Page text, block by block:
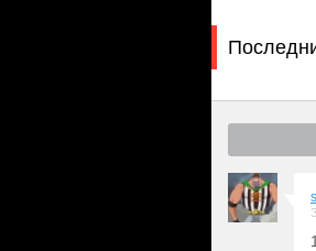
1